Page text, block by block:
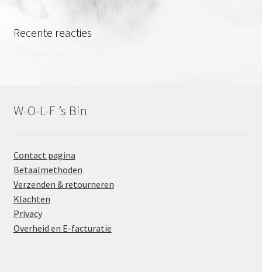
Recente reacties
W-O-L-F ’s Bin
Contact pagina
Betaalmethoden
Verzenden & retourneren
Klachten
Privacy
Overheid en E-facturatie